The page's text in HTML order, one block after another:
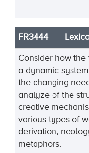
FR3444
Consider how
a dynamic
the changing
analyze of the
creative
various types of
derivation,
metaphors.